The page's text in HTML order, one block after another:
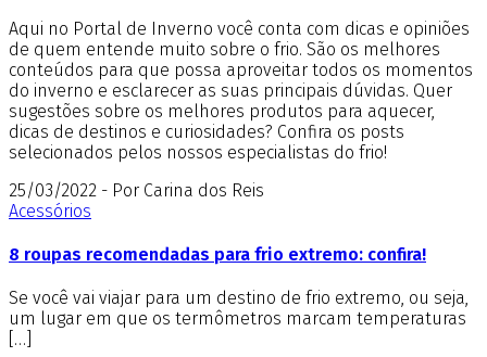
Aqui no Portal de Inverno você conta com dicas e opiniões
de quem entende muito sobre o frio. São os melhores
conteúdos para que possa aproveitar todos os momentos
do inverno e esclarecer as suas principais dúvidas. Quer
sugestões sobre os melhores produtos para aquecer,
dicas de destinos e curiosidades? Confira os posts
selecionados pelos nossos especialistas do frio!
25/03/2022 - Por Carina dos Reis
Acessórios
8 roupas recomendadas para frio extremo: confira!
Se você vai viajar para um destino de frio extremo, ou seja,
um lugar em que os termômetros marcam temperaturas
[…]